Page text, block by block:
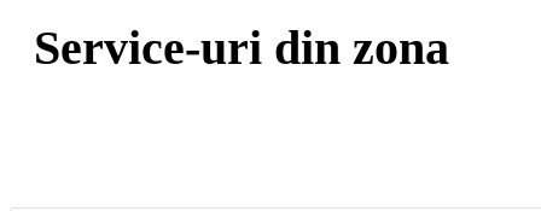
Service-uri din zona